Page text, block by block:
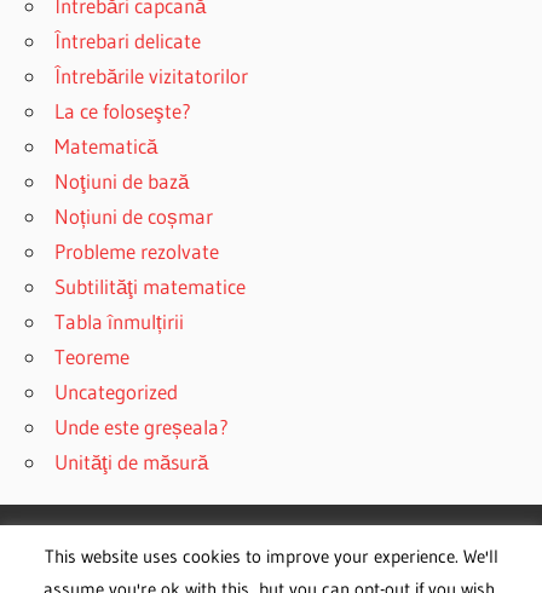
Întrebări capcană
Întrebari delicate
Întrebările vizitatorilor
La ce foloseşte?
Matematică
Noţiuni de bază
Noțiuni de coșmar
Probleme rezolvate
Subtilităţi matematice
Tabla înmulțirii
Teoreme
Uncategorized
Unde este greșeala?
Unităţi de măsură
WordPress Theme: Wellington by ThemeZee.
This website uses cookies to improve your experience. We'll